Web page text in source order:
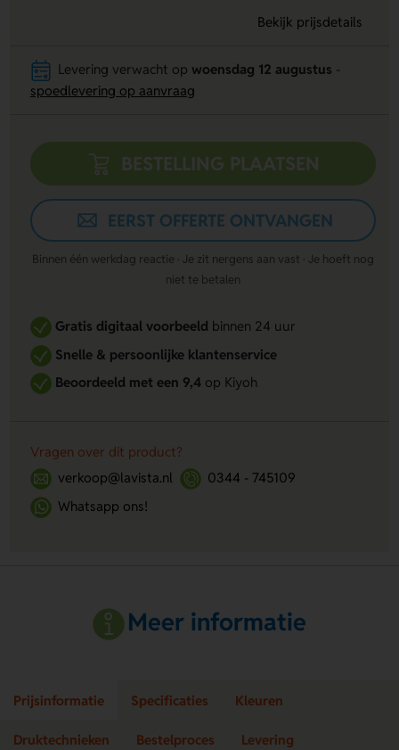
Bekijk prijsdetails
Levering verwacht op woensdag 12 augustus
spoedlevering op aanvraag
BESTELLING PLAATSEN
EERST OFFERTE ONTVANGEN
Binnen één werkdag reactie · Je zit nergens aan vast · Je hoeft nog
niet te betalen
Gratis digitaal voorbeeldbinnen 24 uur
Snelle & persoonlijke klantenservice
Beoordeeld met een 9,4op Kiyoh
Vragen over dit product?
verkoop@lavista.nl
0344 - 745109
Whatsapp ons!
Meer informatie
Prijsinformatie Specificaties Kleuren
Druktechnieken Bestelproces Levering